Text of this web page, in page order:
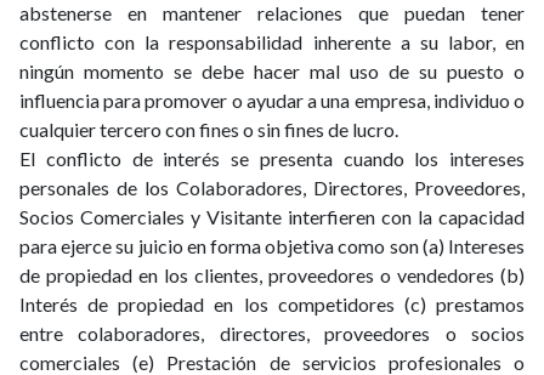
abstenerse en mantener relaciones que puedan tener
conflicto con la responsabilidad inherente a su labor, en
ningún momento se debe hacer mal uso de su puesto o
influencia para promover o ayudar a una empresa, individuo o
cualquier tercero con fines o sin fines de lucro.
El conflicto de interés se presenta cuando los intereses
personales de los Colaboradores, Directores, Proveedores,
Socios Comerciales y Visitante interfieren con la capacidad
para ejerce su juicio en forma objetiva como son (a) Intereses
de propiedad en los clientes, proveedores o vendedores (b)
Interés de propiedad en los competidores (c) prestamos
entre colaboradores, directores, proveedores o socios
comerciales (e) Prestación de servicios profesionales o